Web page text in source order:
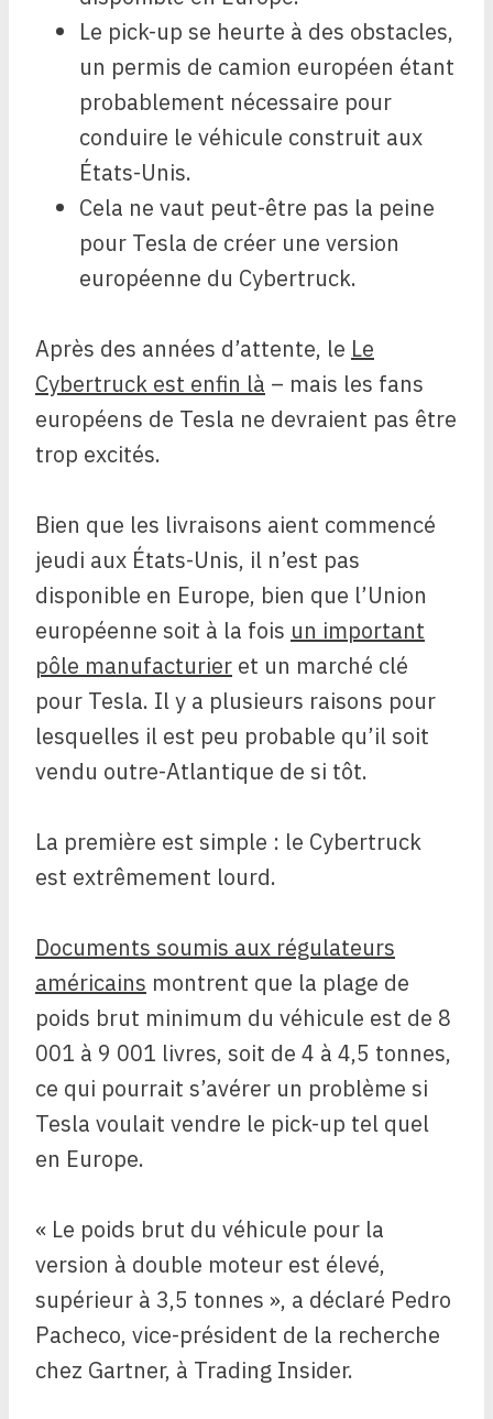
Le pick-up se heurte à des obstacles,
un permis de camion européen étant
probablement nécessaire pour
conduire le véhicule construit aux
États-Unis.
Cela ne vaut peut-être pas la peine
pour Tesla de créer une version
européenne du Cybertruck.
Après des années d’attente, le Le
Cybertruck est enfin là – mais les fans
européens de Tesla ne devraient pas être
trop excités.
Bien que les livraisons aient commencé
jeudi aux États-Unis, il n’est pas
disponible en Europe, bien que l’Union
européenne soit à la fois un important
pôle manufacturier et un marché clé
pour Tesla. Il y a plusieurs raisons pour
lesquelles il est peu probable qu’il soit
vendu outre-Atlantique de si tôt.
La première est simple : le Cybertruck
est extrêmement lourd.
Documents soumis aux régulateurs
américains montrent que la plage de
poids brut minimum du véhicule est de 8
001 à 9 001 livres, soit de 4 à 4,5 tonnes,
ce qui pourrait s’avérer un problème si
Tesla voulait vendre le pick-up tel quel
en Europe.
« Le poids brut du véhicule pour la
version à double moteur est élevé,
supérieur à 3,5 tonnes », a déclaré Pedro
Pacheco, vice-président de la recherche
chez Gartner, à Trading Insider.